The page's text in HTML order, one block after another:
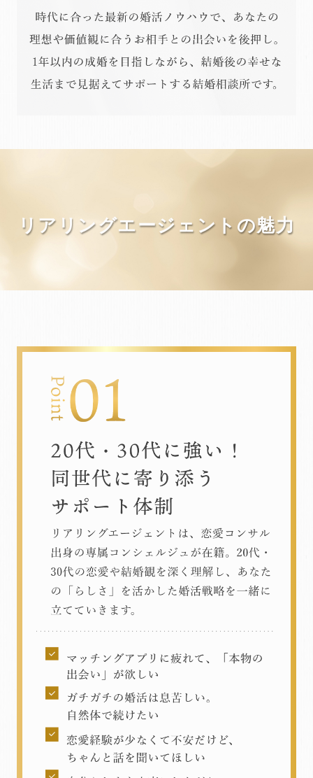
リアリングエージェントの魅力